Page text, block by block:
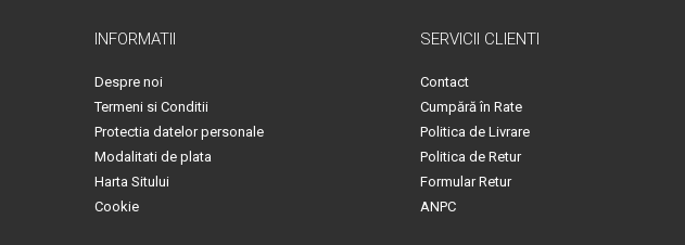
INFORMATII
Despre noi
Termeni si Conditii
Protectia datelor personale
Modalitati de plata
Harta Sitului
Cookie
SERVICII CLIENTI
Contact
Cumpără în Rate
Politica de Livrare
Politica de Retur
Formular Retur
ANPC